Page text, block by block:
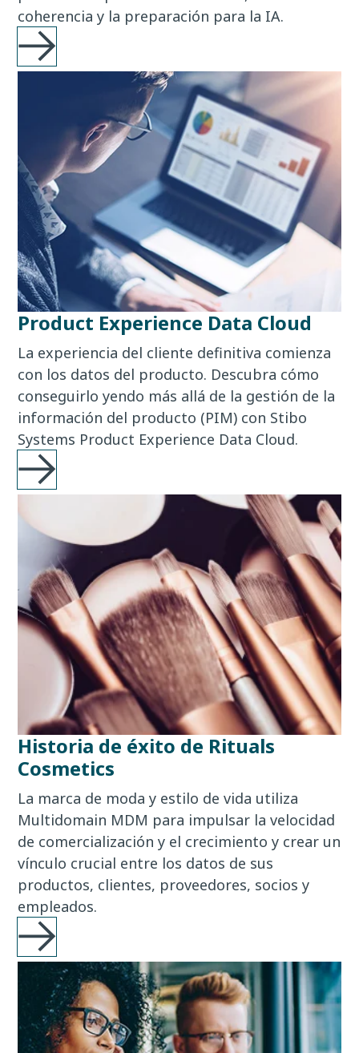
coherencia y la preparación para la IA.
Product Experience Data Cloud
La experiencia del cliente definitiva comienza
con los datos del producto. Descubra cómo
conseguirlo yendo más allá de la gestión de la
información del producto (PIM) con Stibo
Systems Product Experience Data Cloud.
Historia de éxito de Rituals
Cosmetics
La marca de moda y estilo de vida utiliza
Multidomain MDM para impulsar la velocidad
de comercialización y el crecimiento y crear un
vínculo crucial entre los datos de sus
productos, clientes, proveedores, socios y
empleados.